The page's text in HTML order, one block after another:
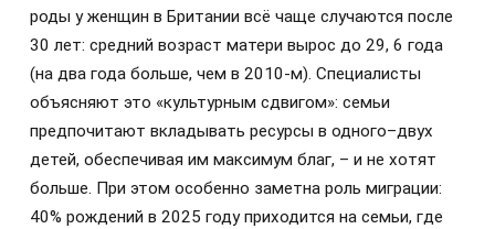
роды у женщин в Британии всё чаще случаются после
30 лет: средний возраст матери вырос до 29, 6 года
(на два года больше, чем в 2010-м). Специалисты
объясняют это «культурным сдвигом»: семьи
предпочитают вкладывать ресурсы в одного–двух
детей, обеспечивая им максимум благ, – и не хотят
больше. При этом особенно заметна роль миграции:
40% рождений в 2025 году приходится на семьи, где